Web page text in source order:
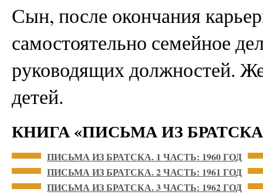
Сын, после окончания
самостоятельно семейное
руководящих должностей.
детей.
КНИГА «ПИСЬМА ИЗ
ПИСЬМА ИЗ БРАТСКА. 1 ЧАСТЬ: 1960 ГОД
ПИСЬМА ИЗ БРАТСКА. 2 ЧАСТЬ: 1961 ГОД
ПИСЬМА ИЗ БРАТСКА. 3 ЧАСТЬ: 1962 ГОД